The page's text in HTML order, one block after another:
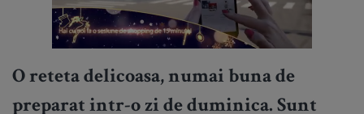
O reteta delicoasa, numai buna de
preparat intr-o zi de duminica. Sunt